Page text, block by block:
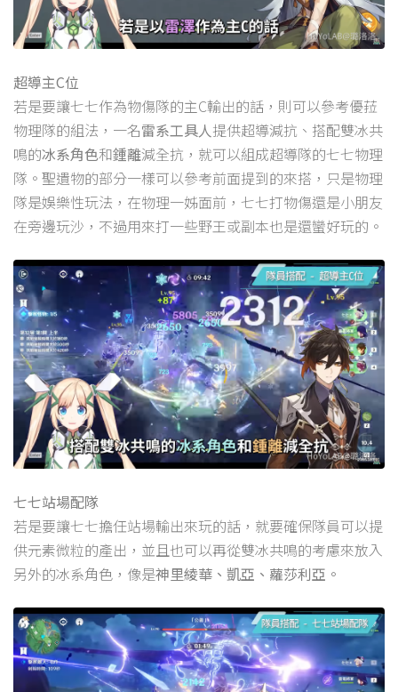
超導主C位
若是要讓七七作為物傷隊的主C輸出的話，則可以參考優菈
物理隊的組法，一名雷系工具人提供超導減抗、搭配雙冰共
鳴的冰系角色和鍾離減全抗，就可以組成超導隊的七七物理
隊。聖遺物的部分一樣可以參考前面提到的來搭，只是物理
隊是娛樂性玩法，在物理一姊面前，七七打物傷還是小朋友
在旁邊玩沙，不過用來打一些野王或副本也是還蠻好玩的。
七七站場配隊
若是要讓七七擔任站場輸出來玩的話，就要確保隊員可以提
供元素微粒的產出，並且也可以再從雙冰共鳴的考慮來放入
另外的冰系角色，像是神里綾華、凱亞、蘿莎利亞。